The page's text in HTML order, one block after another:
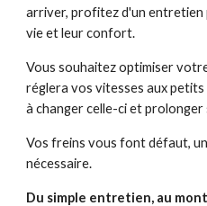
arriver, profitez d'un entretien
vie et leur confort.
Vous souhaitez optimiser
réglera vos vitesses aux
à changer celle-ci et prolonger
Vos freins vous font défaut,
nécessaire.
Du simple entretien, au